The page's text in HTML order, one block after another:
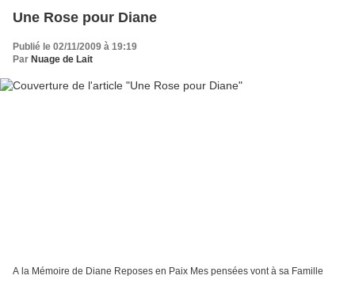
Une Rose pour Diane
Publié le 02/11/2009 à 19:19
Par Nuage de Lait
A la Mémoire de Diane Reposes en Paix Mes pensées vont à sa Famille